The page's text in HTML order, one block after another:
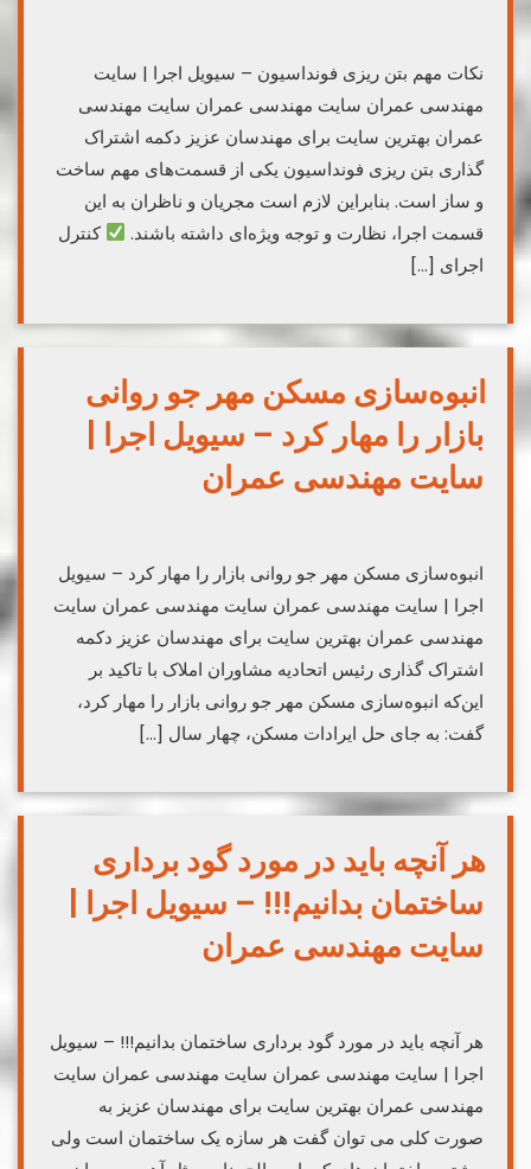
نکات مهم بتن ریزی فونداسیون – سیویل اجرا | سایت
مهندسی عمران سایت مهندسی عمران سایت مهندسی
عمران بهترین سایت برای مهندسان عزیز دکمه اشتراک
گذاری بتن ریزی فونداسیون یکی از قسمت‌های مهم ساخت
و ساز است. بنابراین لازم است مجریان و ناظران به این
قسمت اجرا، نظارت و توجه ویژه‌ای داشته باشند.
کنترل
اجرای […]
انبوه‌سازی مسکن مهر جو روانی
بازار را مهار کرد – سیویل اجرا |
سایت مهندسی عمران
انبوه‌سازی مسکن مهر جو روانی بازار را مهار کرد – سیویل
اجرا | سایت مهندسی عمران سایت مهندسی عمران سایت
مهندسی عمران بهترین سایت برای مهندسان عزیز دکمه
اشتراک گذاری رئیس اتحادیه مشاوران املاک با تاکید بر
این‌که انبوه‌سازی مسکن مهر جو روانی بازار را مهار کرد،
گفت: به جای حل ایرادات مسکن، چهار سال […]
هر آنچه باید در مورد گود برداری
ساختمان بدانیم!!! – سیویل اجرا |
سایت مهندسی عمران
هر آنچه باید در مورد گود برداری ساختمان بدانیم!!! – سیویل
اجرا | سایت مهندسی عمران سایت مهندسی عمران سایت
مهندسی عمران بهترین سایت برای مهندسان عزیز به
صورت کلی می توان گفت هر سازه یک ساختمان است ولی